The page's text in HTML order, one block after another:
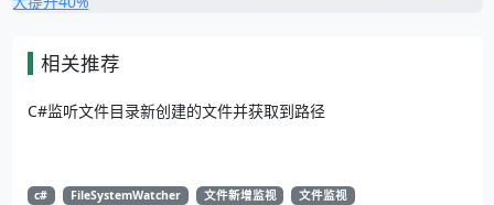
相关推荐
C#监听文件目录新创建的文件并获取到路径
c# FileSystemWatcher 文件新增监视 文件监视